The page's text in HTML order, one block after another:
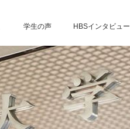
学生の声 HBSインタビュー